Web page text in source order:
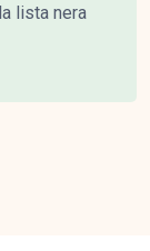
lista nera